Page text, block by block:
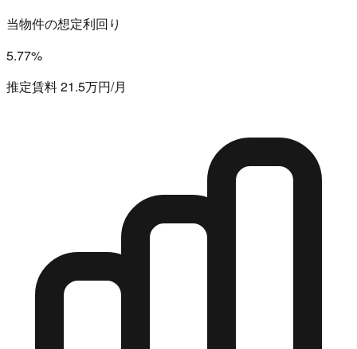
当物件の想定利回り
5.77%
推定賃料 21.5万円/月